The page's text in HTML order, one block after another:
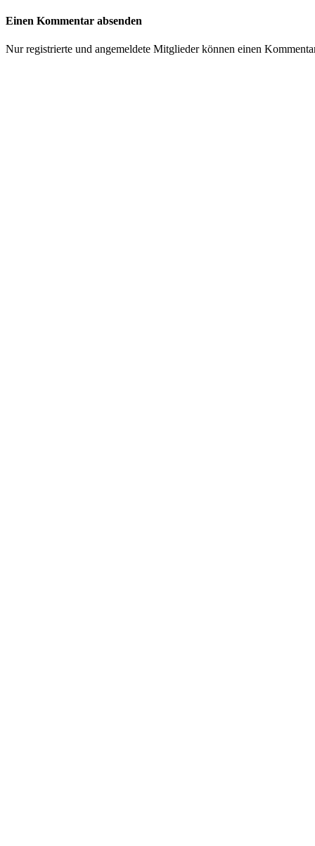
Einen Kommentar absenden
Nur registrierte und angemeldete Mitglieder können einen